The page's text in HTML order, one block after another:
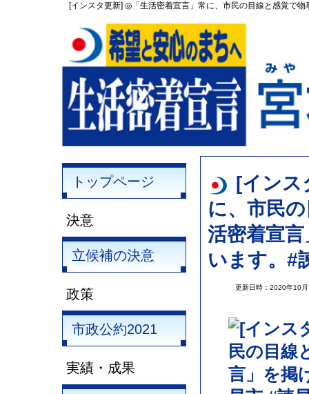
[インスタ更新] ◎「生活密着宣言」常に、市民の目線と感覚で
トップページ
決意
立候補の決意
政策
市政公約2021
実績・成果
[インス
に、市民
活密着宣
います。#
更新日時：2020年10